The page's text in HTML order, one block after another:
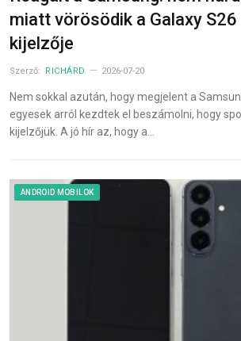
miatt vörösödik a Galaxy S26
kijelzője
Szerző: RICHÁRD 2026-07-20
Nem sokkal azután, hogy megjelent a
egyesek arról kezdtek el beszámolni, hogy
kijelzőjük. A jó hír az, hogy a…
ANDROID MOBILOK